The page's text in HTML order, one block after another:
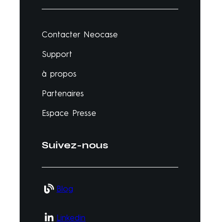
Contacter Neocase
Support
à propos
Partenaires
Espace Presse
Suivez-nous
Blog
Linkedin